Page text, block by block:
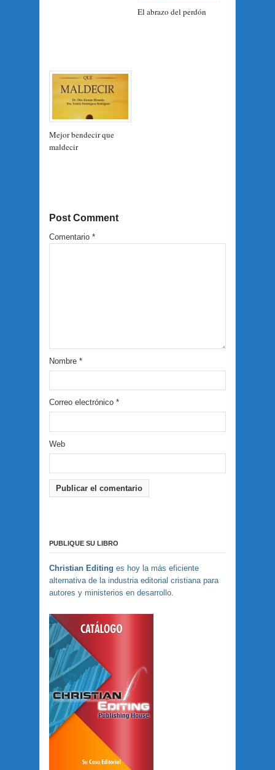
El abrazo del perdón
Mejor bendecir que
maldecir
Post Comment
Comentario *
Nombre *
Correo electrónico *
Web
PUBLIQUE SU LIBRO
Christian Editing es hoy la más eficiente
alternativa de la industria editorial cristiana para
autores y ministerios en desarrollo.